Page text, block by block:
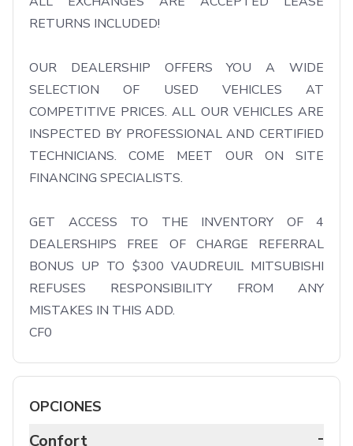
RETURNS INCLUDED!
OUR DEALERSHIP OFFERS YOU A WIDE
SELECTION OF USED VEHICLES AT
COMPETITIVE PRICES. ALL OUR VEHICLES ARE
INSPECTED BY PROFESSIONAL AND CERTIFIED
TECHNICIANS. COME MEET OUR ON SITE
FINANCING SPECIALISTS.
GET ACCESS TO THE INVENTORY OF 4
DEALERSHIPS FREE OF CHARGE REFERRAL
BONUS UP TO $300 VAUDREUIL MITSUBISHI
REFUSES RESPONSIBILITY FROM ANY
MISTAKES IN THIS ADD.
CF0
OPCIONES
Confort -